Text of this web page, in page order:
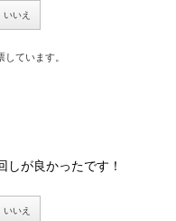
いいえ
ています。
しが良かったです！
いいえ